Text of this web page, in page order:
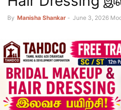
By Manisha Shankar - June 3, 2026